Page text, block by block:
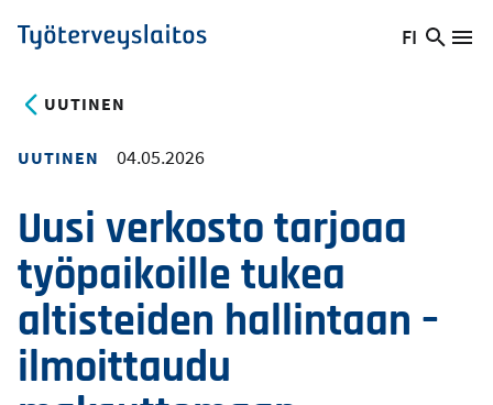
Hyppää
pääsisältöön
Työterveyslaitos
Vaihda
FI
Hae
UUTINEN
UUTINEN 04.05.2026
Uusi verkosto tarjoaa
työpaikoille tukea
altisteiden hallintaan –
ilmoittaudu